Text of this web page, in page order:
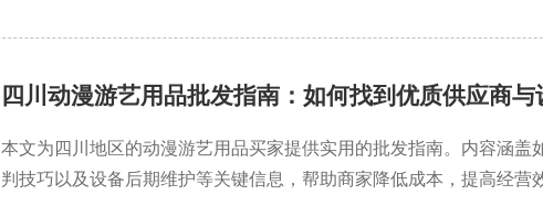
四川动漫游艺用品批发指南：如何找到优质供应商与
本文为四川地区的动漫游艺用品买家提供实用的批发指南。内容涵
判技巧以及设备后期维护等关键信息，帮助商家降低成本，提高经营